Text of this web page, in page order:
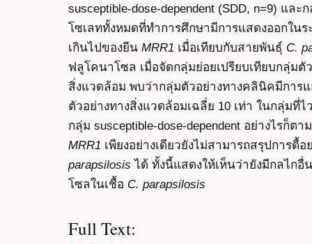
susceptible-dose-dependent (SDD, n=9) แล
โซเลททั้งหมดที่ทำการศึกษามีการแสดงออกใน
เกินไปของยีน MRR1 เมื่อเทียบกับสายพันธุ์ C.
ฟลูโคนาโซล เมื่อจัดกลุ่มย่อยเปรียบเทียบกลุ่ม
สิ่งแวดล้อม พบว่ากลุ่มตัวอย่างทางคลินิคมีการ
ตัวอย่างทางสิ่งแวดล้อมเฉลี่ย 10 เท่า ในกลุ่มที่ไ
กลุ่ม susceptible-dose-dependent อย่างไรก็ตา
MRR1 เพียงอย่างเดียวยังไม่สามารถสรุปการดื้
parapsilosisได้ ทั้งนี้แสดงให้เห็นว่ายังมีกลไก
โซลในเชื้อ C. parapsilosis
Full Text: